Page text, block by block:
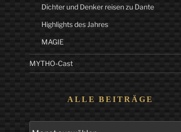
Dichter und Denker reisen zu Dante
Highlights des Jahres
MAGIE
MYTHO-Cast
ALLE BEITRÄGE